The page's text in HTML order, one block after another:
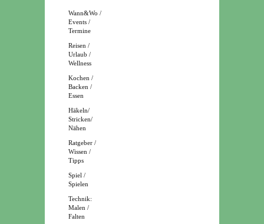
Wann&Wo /
Events /
Termine
Reisen /
Urlaub /
Wellness
Kochen /
Backen /
Essen
Häkeln/
Stricken/
Nähen
Ratgeber /
Wissen /
Tipps
Spiel /
Spielen
Technik:
Malen /
Falten